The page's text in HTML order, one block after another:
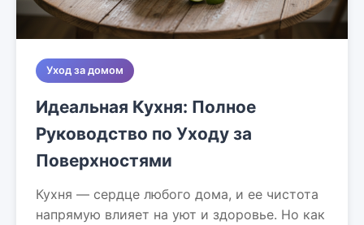
Уход за домом
Идеальная Кухня: Полное
Руководство по Уходу за
Поверхностями
Кухня — сердце любого дома, и ее чистота
напрямую влияет на уют и здоровье. Но как